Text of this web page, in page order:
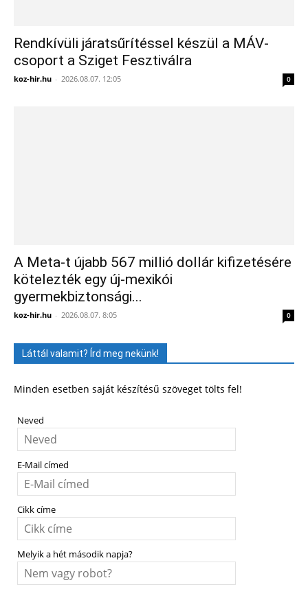
Rendkívüli járatsűrítéssel készül a MÁV-
csoport a Sziget Fesztiválra
koz-hir.hu - 2026.08.07. 12:05 0
A Meta-t újabb 567 millió dollár kifizetésére
kötelezték egy új-mexikói
gyermekbiztonsági...
koz-hir.hu - 2026.08.07. 8:05 0
Láttál valamit? Írd meg nekünk!
Minden esetben saját készítésű szöveget tölts fel!
Neved
E-Mail címed
Cikk címe
Melyik a hét második napja?